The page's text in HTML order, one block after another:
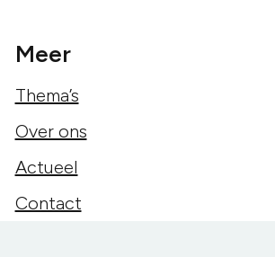
Meer
Thema’s
Over ons
Actueel
Contact